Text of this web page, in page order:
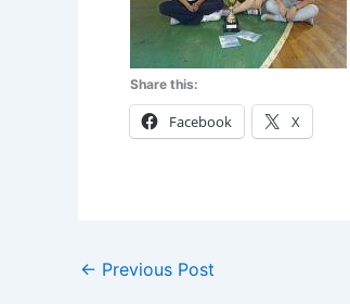
Share this:
Facebook X
← Previous Post